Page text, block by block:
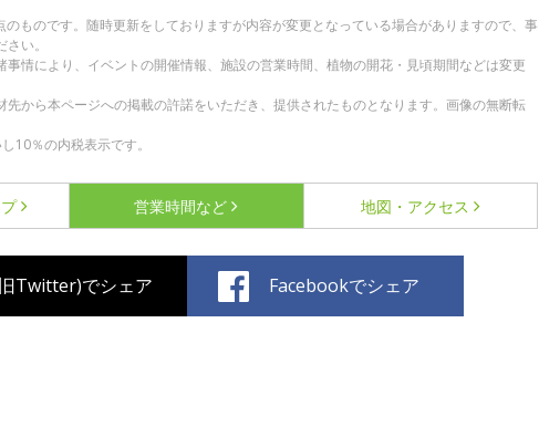
ものです。随時更新をしておりますが内容が変更となっている場合がありますので、事
い。
情により、イベントの開催情報、施設の営業時間、植物の開花・見頃期間などは変更
から本ページへの掲載の許諾をいただき、提供されたものとなります。画像の無断転
10％の内税表示です。
営業時間など 地図・アクセス
Twitter)でシェア Facebookでシェア